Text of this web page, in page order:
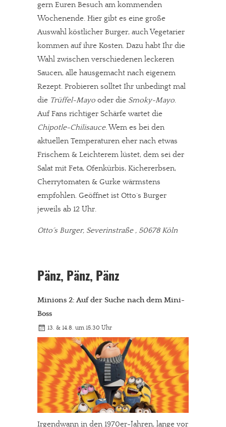
In eigener Sache
Dir gefällt unsere Arbeit?
meinesuedstadt.de finanziert sich durch Partnerprofile und
Werbung. Beide Einnahmequellen sind in den letzten Monaten
stark zurückgegangen.
gern Euren Besuch am kommenden
Wochenende. Hier gibt es eine große
Auswahl köstlicher Burger, auch Vegetarier
kommen auf ihre Kosten. Dazu habt Ihr die
Wahl zwischen verschiedenen leckeren
Saucen, alle hausgemacht nach eigenem
Rezept. Probieren solltet Ihr unbedingt mal
die Trüffel-Mayo oder die Smoky-Mayo.
Auf Fans richtiger Schärfe wartet die
Chipotle-Chilisauce. Wem es bei den
aktuellen Temperaturen eher nach etwas
Frischem & Leichterem lüstet, dem sei der
Salat mit Feta, Ofenkürbis, Kichererbsen,
Cherrytomaten & Gurke wärmstens
empfohlen. Geöffnet ist Otto´s Burger
jeweils ab 12 Uhr.
Otto´s Burger, Severinstraße , 50678 Köln
Pänz, Pänz, Pänz
Minions 2: Auf der Suche nach dem Mini-
Boss
13. & 14.8. um 15.30 Uhr
Irgendwann in den 1970er-Jahren, lange vor